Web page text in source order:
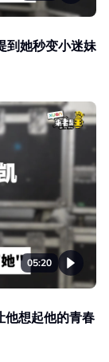
到她秒变小迷妹
05:20
他想起他的青春